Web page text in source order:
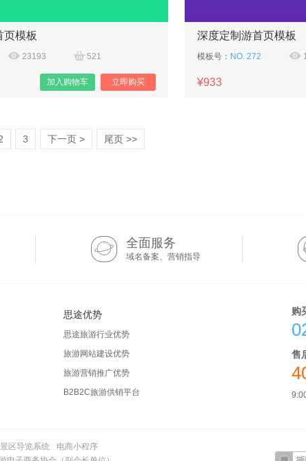
页模板
23193 521
立即购买
加入购物车
深度定制游首页模板
模板号： NO. 272
¥933
3 下一页 > 尾页 >>
全面服务
域名备案、营销指导
思途优势
思途旅游行业优势
旅游网站建设优势
旅游营销推广优势
B2B2C旅游供销平台
购
售
景区导览系统
电商小程序